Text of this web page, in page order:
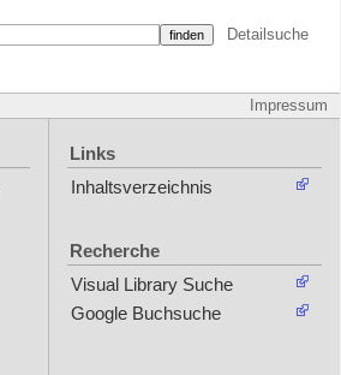
Detailsuche
Impressum
Links
Inhaltsverzeichnis
Recherche
Visual Library Suche
Google Buchsuche